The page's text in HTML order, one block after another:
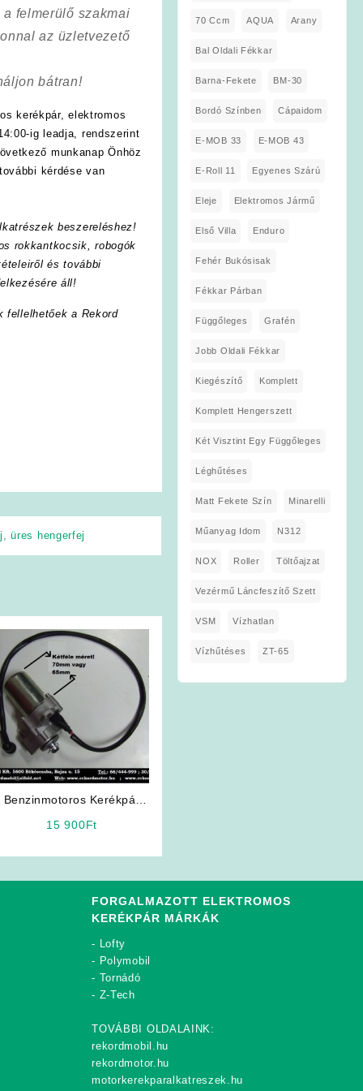
felmerülő szakmai
az üzletvezető
bátran!
kerékpár, elektromos
ig leadja, rendszerint
munkanap Önhöz
kérdése van
beszereléshez!
rokkantkocsik, robogók
és további
áll!
fellelhetőek a Rekord
,üres hengerfej
Benzinmotoros Kerékpár
15 900Ft
70 Ccm AQUA Arany
Bal Oldali Fékkar
Barna-Fekete BM-30
Bordó Színben Cápaidom
E-MOB 33 E-MOB 43
E-Roll 11 Egyenes Szárú
Eleje Elektromos Jármű
Első Villa Enduro
Fehér Bukósisak
Fékkar Párban
Függőleges Grafén
Jobb Oldali Fékkar
Kiegészítő Komplett
Komplett Hengerszett
Két Visztint Egy Függőleges
Léghűtéses
Matt Fekete Szín Minarelli
Műanyag Idom N312
NOX Roller Töltőajzat
Vezérmű Láncfeszítő Szett
VSM Vízhatlan
Vízhűtéses ZT-65
FORGALMAZOTT ELEKTROMOS
KERÉKPÁR MÁRKÁK
- Lofty
- Polymobil
- Tornádó
- Z-Tech
TOVÁBBI OLDALAINK:
rekordmobil.hu
rekordmotor.hu
motorkerekparalkatreszek.hu